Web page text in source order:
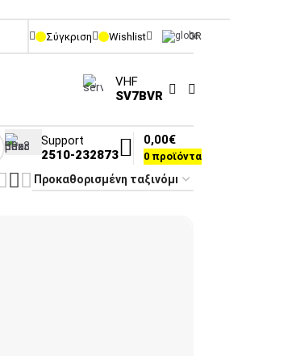
Σύγκριση Wishlist GR
VHF
SV7BVR
Support
2510-232873
0 προϊόντα
0,00€